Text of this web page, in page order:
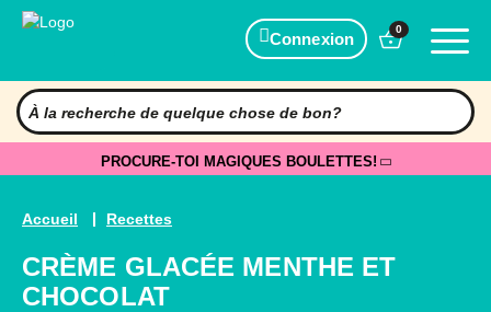
Connexion
0
PROCURE-TOI MAGIQUES BOULETTES!
Accueil Recettes
CRÈME GLACÉE MENTHE ET
CHOCOLAT